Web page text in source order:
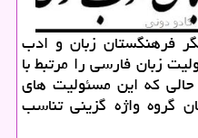
فرهنگستان زبان و ادب
زبان فارسی را مرتبط با
كه این مسئولیت های
گروه واژه گزینی تناسب